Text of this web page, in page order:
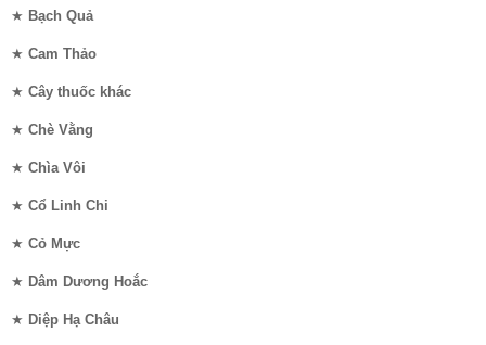
★ Bạch Quả
★ Cam Thảo
★ Cây thuốc khác
★ Chè Vằng
★ Chìa Vôi
★ Cổ Linh Chi
★ Cỏ Mực
★ Dâm Dương Hoắc
★ Diệp Hạ Châu